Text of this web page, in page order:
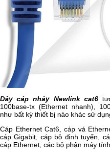
Dây cáp nhảy Newlink cat6
100base-tx (Ethernet nhanh),
như bất kỳ thiết bị nào khác sử
Cáp Ethernet Cat6, cáp vá
cáp Gigabit, cáp bộ định tuyến,
cáp Ethernet, các bộ phận máy tính